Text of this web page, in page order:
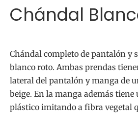
Chándal
Chándal completo de pantalón y
blanco roto. Ambas prendas
lateral del pantalón y manga de
beige. En la manga además tiene
plástico imitando a fibra vegetal